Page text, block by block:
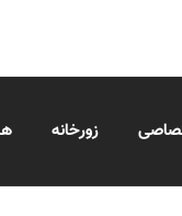
زورخانه